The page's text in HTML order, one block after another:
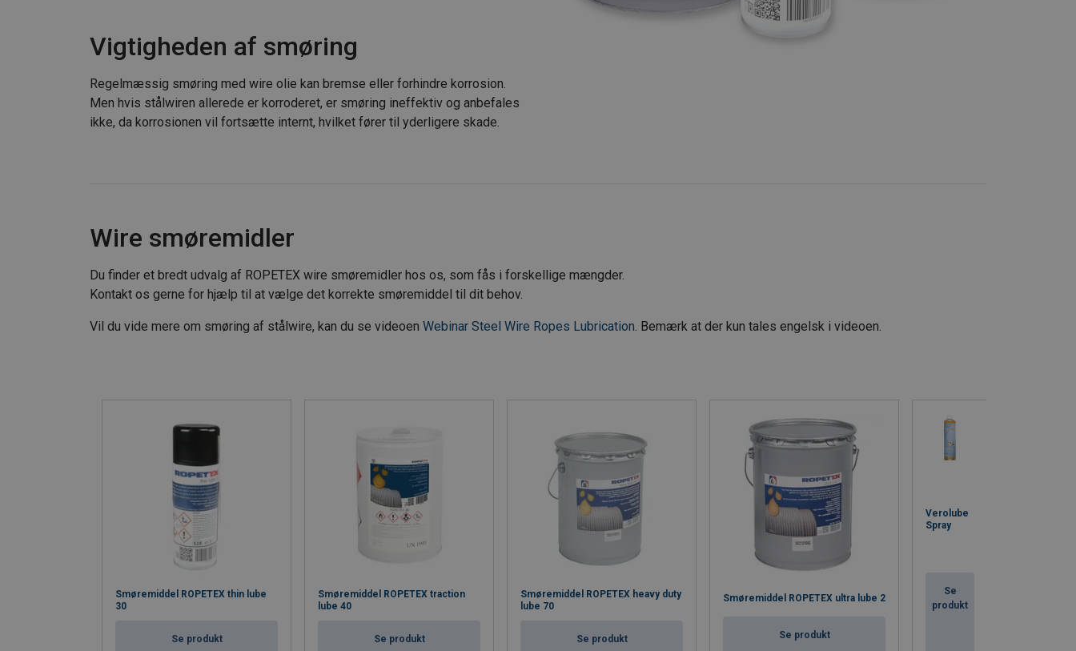
Vigtigheden af ​​smøring
Regelmæssig smøring med wire olie kan bremse eller forhindre korrosion.
Men hvis stålwiren allerede er korroderet, er smøring ineffektiv og anbefales
ikke, da korrosionen vil fortsætte internt, hvilket fører til yderligere skade.
Wire smøremidler
Du finder et bredt udvalg af ROPETEX wire smøremidler hos os, som fås i forskellige mængder.
Kontakt os gerne for hjælp til at vælge det korrekte smøremiddel til dit behov.
Vil du vide mere om smøring af stålwire, kan du se videoen Webinar Steel Wire Ropes Lubrication . Bemærk at der kun tales engelsk i videoen.
Smøremiddel ROPETEX thin lube
30
Se produkt
Smøremiddel ROPETEX traction
lube 40
Se produkt
Smøremiddel ROPETEX heavy duty
lube 70
Se produkt
Smøremiddel ROPETEX ultra lube 2
Se produkt
Verolube
Spray
Se
produkt